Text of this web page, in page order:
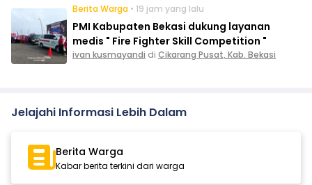
Berita Warga • 19 jam yang lalu
PMI Kabupaten Bekasi dukung layanan
medis " Fire Fighter Skill Competition "
ivan kusmayandi di Cikarang Pusat, Kab. Bekasi
Jelajahi Informasi Lebih Dalam
Berita Warga
Kabar berita terkini dari warga